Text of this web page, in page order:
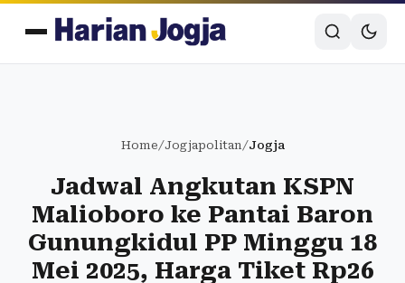
Home/Jogjapolitan/Jogja
Jadwal Angkutan KSPN
Malioboro ke Pantai Baron
Gunungkidul PP Minggu 18
Mei 2025, Harga Tiket Rp26